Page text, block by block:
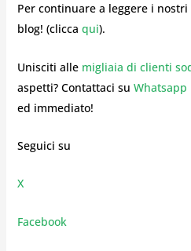
Per continuare a leggere i
blog! (clicca qui).
Unisciti alle migliaia di clienti
aspetti? Contattaci su Whatsapp
ed immediato!
Seguici su
X
Facebook